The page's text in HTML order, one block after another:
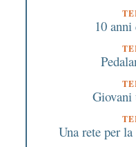
10
Giovani
Una rete per